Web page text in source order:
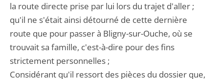
la route directe prise par lui lors du trajet d'aller ;
qu'il ne s'était ainsi détourné de cette dernière
route que pour passer à Bligny-sur-Ouche, où se
trouvait sa famille, c'est-à-dire pour des fins
strictement personnelles ;
Considérant qu'il ressort des pièces du dossier que,